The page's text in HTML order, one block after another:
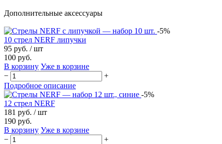
Дополнительные аксессуары
-5%
10 стрел NERF липучки
95 руб. / шт
100 руб.
В корзину Уже в корзине
−
+
Подробное описание
-5%
12 стрел NERF
181 руб. / шт
190 руб.
В корзину Уже в корзине
−
+